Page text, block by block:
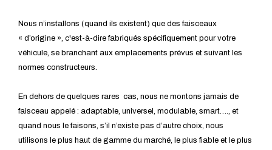
Nous n’installons (quand ils existent) que des faisceaux
« d’origine », c'est-à-dire fabriqués spécifiquement pour votre
véhicule, se branchant aux emplacements prévus et suivant les
normes constructeurs.
En dehors de quelques rares cas, nous ne montons jamais de
faisceau appelé : adaptable, universel, modulable, smart…., et
quand nous le faisons, s’il n’existe pas d’autre choix, nous
utilisons le plus haut de gamme du marché, le plus fiable et le plus